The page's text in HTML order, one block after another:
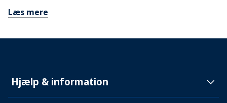
Læs mere
Hjælp & information